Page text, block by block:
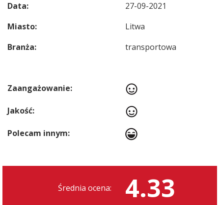
Data:
27-09-2021
Miasto:
Litwa
Branża:
transportowa
Zaangażowanie:
Jakość:
Polecam innym:
Średnia ocena: 4.33